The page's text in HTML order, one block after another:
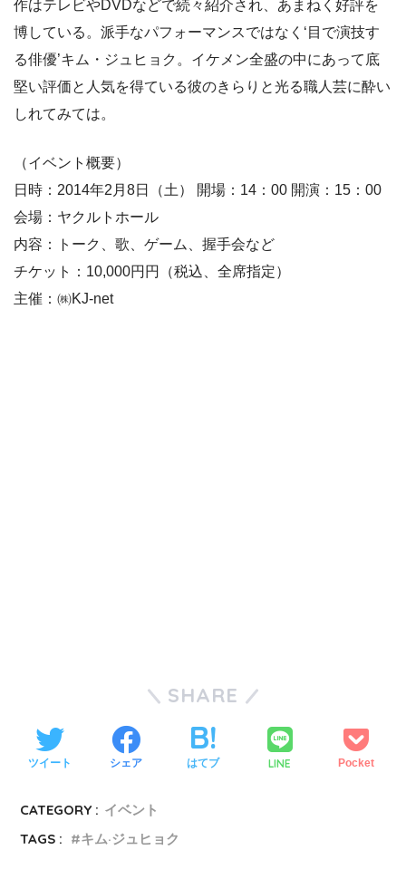
作はテレビやDVDなどで続々紹介され、あまねく好評を
博している。派手なパフォーマンスではなく‘目で演技す
る俳優’キム・ジュヒョク。イケメン全盛の中にあって底
堅い評価と人気を得ている彼のきらりと光る職人芸に酔い
しれてみては。
（イベント概要）
日時：2014年2月8日（土） 開場：14：00 開演：15：00
会場：ヤクルトホール
内容：トーク、歌、ゲーム、握手会など
チケット：10,000円円（税込、全席指定）
主催：㈱KJ-net
SHARE
ツイート シェア はてブ LINE Pocket
CATEGORY : イベント
TAGS :
キム·ジュヒョク